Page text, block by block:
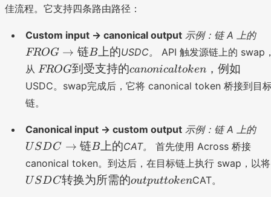
佳流程。它支持四条路由路径：
Custom input → canonical output 示例：链 A 上的F
R
O
→
上
FROG → 链B上的USDC。
API 触发源链上的 swap
从 F
R
受
支
持
的
FROG到受支持的canonicaltoken，例如
USDC。swap完成后，它将 canonical token 桥接到目
链。
Canonical input → custom output 示例：链 A 上的U
C
USDC → 链B上的CAT。
首先使用 Across 桥接
canonical token。到达后，在目标链上执行 swap，以将
USDC转换为所需的outputtokenCAT。